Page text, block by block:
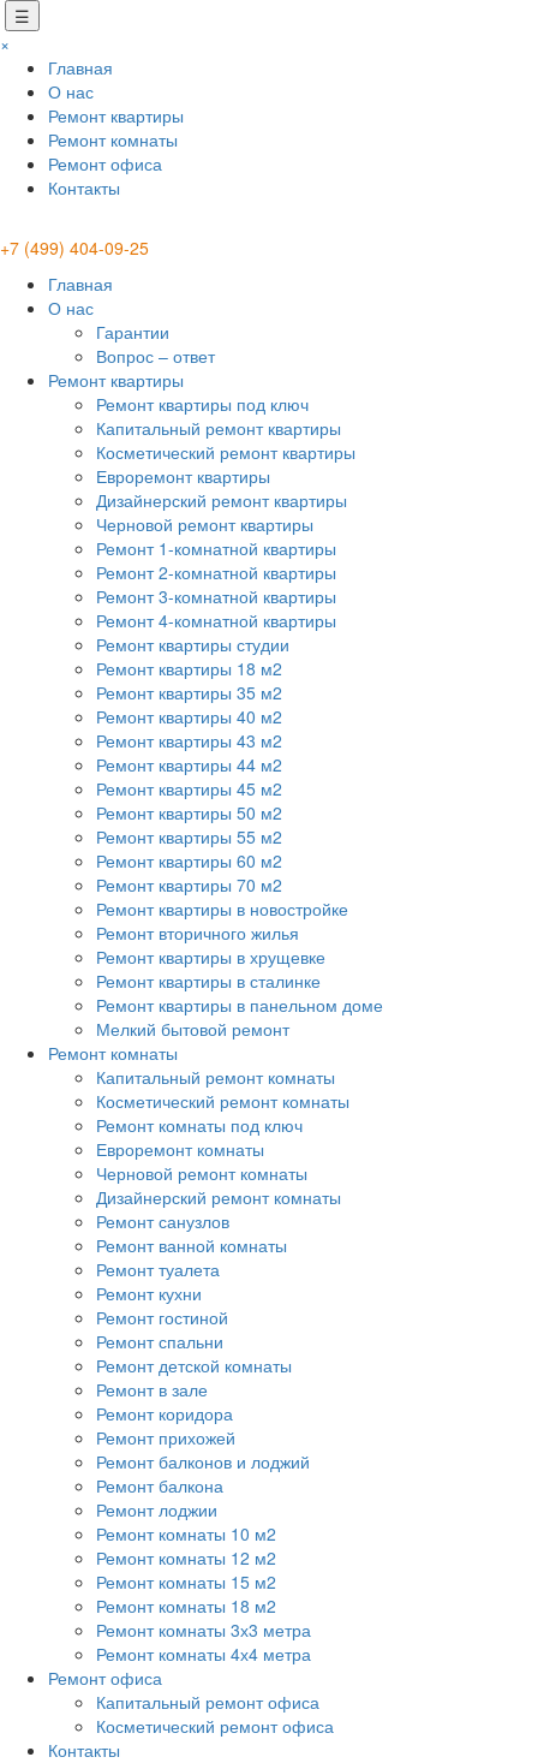
☰
×
Главная
О нас
Ремонт квартиры
Ремонт комнаты
Ремонт офиса
Контакты
+7 (499) 404-09-25
Главная
О нас
Гарантии
Вопрос – ответ
Ремонт квартиры
Ремонт квартиры под ключ
Капитальный ремонт квартиры
Косметический ремонт квартиры
Евроремонт квартиры
Дизайнерский ремонт квартиры
Черновой ремонт квартиры
Ремонт 1-комнатной квартиры
Ремонт 2-комнатной квартиры
Ремонт 3-комнатной квартиры
Ремонт 4-комнатной квартиры
Ремонт квартиры студии
Ремонт квартиры 18 м2
Ремонт квартиры 35 м2
Ремонт квартиры 40 м2
Ремонт квартиры 43 м2
Ремонт квартиры 44 м2
Ремонт квартиры 45 м2
Ремонт квартиры 50 м2
Ремонт квартиры 55 м2
Ремонт квартиры 60 м2
Ремонт квартиры 70 м2
Ремонт квартиры в новостройке
Ремонт вторичного жилья
Ремонт квартиры в хрущевке
Ремонт квартиры в сталинке
Ремонт квартиры в панельном доме
Мелкий бытовой ремонт
Ремонт комнаты
Капитальный ремонт комнаты
Косметический ремонт комнаты
Ремонт комнаты под ключ
Евроремонт комнаты
Черновой ремонт комнаты
Дизайнерский ремонт комнаты
Ремонт санузлов
Ремонт ванной комнаты
Ремонт туалета
Ремонт кухни
Ремонт гостиной
Ремонт спальни
Ремонт детской комнаты
Ремонт в зале
Ремонт коридора
Ремонт прихожей
Ремонт балконов и лоджий
Ремонт балкона
Ремонт лоджии
Ремонт комнаты 10 м2
Ремонт комнаты 12 м2
Ремонт комнаты 15 м2
Ремонт комнаты 18 м2
Ремонт комнаты 3х3 метра
Ремонт комнаты 4х4 метра
Ремонт офиса
Капитальный ремонт офиса
Косметический ремонт офиса
Контакты